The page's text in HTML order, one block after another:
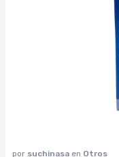
por suchinasa en Otros